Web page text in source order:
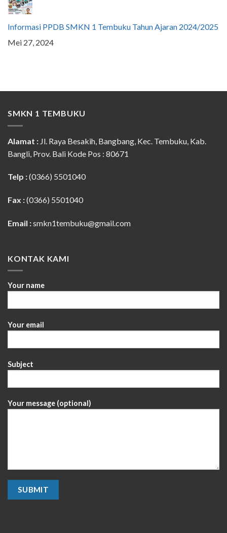
Informasi PPDB SMKN 1 Tembuku Tahun Ajaran 2024/2025
Mei 27, 2024
SMKN 1 TEMBUKU
Alamat : Jl. Raya Besakih, Bangbang, Kec. Tembuku, Kab.
Bangli, Prov. Bali Kode Pos : 80671
Telp :(0366) 5501040
Fax :(0366) 5501040
Email :smkn1tembuku@gmail.com
KONTAK KAMI
Your name
Your email
Subject
Your message (optional)